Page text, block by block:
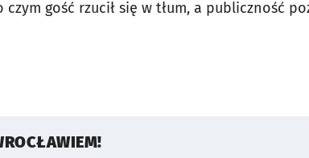
gość rzucił się w tłum, a publiczność